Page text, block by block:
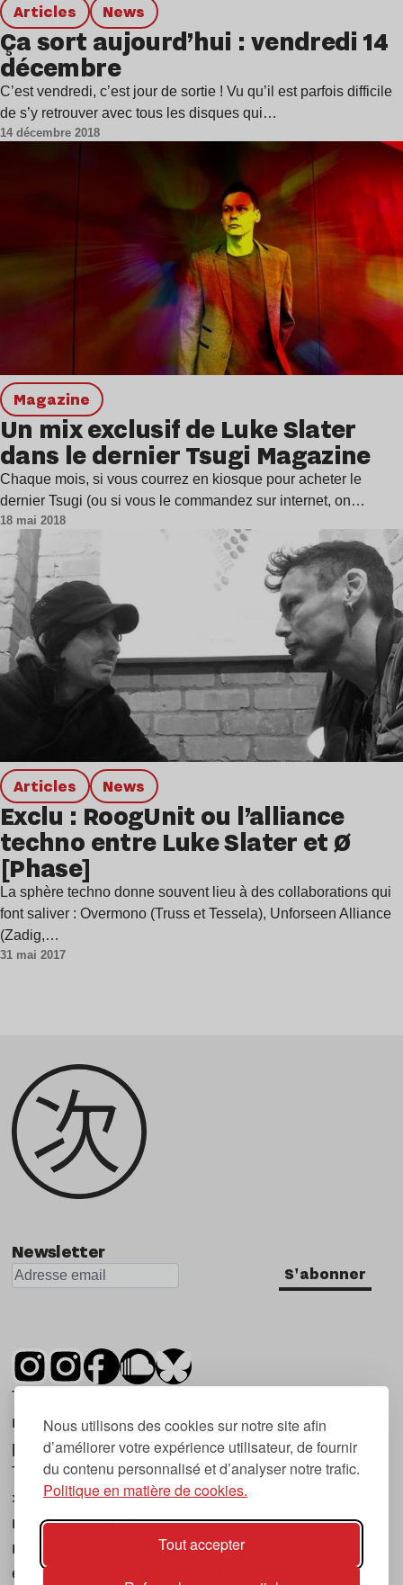
Nous utilisons des cookies sur notre site afin
d’améliorer votre expérience utilisateur, de fournir
du contenu personnalisé et d’analyser notre trafic.
Politique en matière de cookies.
Tout accepter
Articles news
Ça sort aujourd’hui : vendredi 14
décembre
C’est vendredi, c’est jour de sortie ! Vu qu’il est parfois difficile
de s’y retrouver avec tous les disques qui…
14 décembre 2018
magazine
Un mix exclusif de Luke Slater
dans le dernier Tsugi Magazine
Chaque mois, si vous courrez en kiosque pour acheter le
dernier Tsugi (ou si vous le commandez sur internet, on…
18 mai 2018
Articles news
Exclu : RoogUnit ou l’alliance
techno entre Luke Slater et Ø
[Phase]
La sphère techno donne souvent lieu à des collaborations qui
font saliver : Overmono (Truss et Tessela), Unforseen Alliance
(Zadig,…
31 mai 2017
Newsletter
S'abonner
Tsugi est un mensuel indépendant sur la
musique et les nouvelles tendances, dont la
première parution date de 2007.
Tsugi en japonais signifie « prochain », « suivant
», ce qui correspond à la thématique du
magazine, à l’affût des nouvelles tendances
musicales, qu’elles viennent de la musique
électronique, du rock ou du hip hop, et des